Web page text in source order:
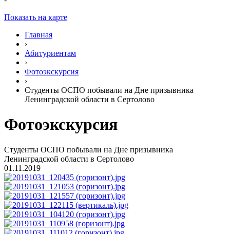
Показать на карте
Главная
›
Абитуриентам
›
Фотоэкскурсия
›
Студенты ОСПО побывали на Дне призывника
Ленинградской области в Сертолово
Фотоэкскурсия
Студенты ОСПО побывали на Дне призывника
Ленинградской области в Сертолово
01.11.2019